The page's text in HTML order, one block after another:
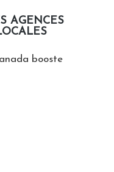
AGENCES
booste